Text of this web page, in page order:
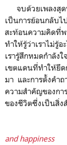
จบด้วยเพลงสุด
เป็นการย้อนกลับไ
สะท้อนความคิดที่
ทำให้รู้ว่าเราไม่รู้
เรารู้สึกหมดกำลัง
เขตแดนที่ทำให้ยึ
มา และการตั้งคำ
ความสำคัญของกา
ของชีวิตซึ่งเป็นสิ่ง
"I didn’t
and happiness